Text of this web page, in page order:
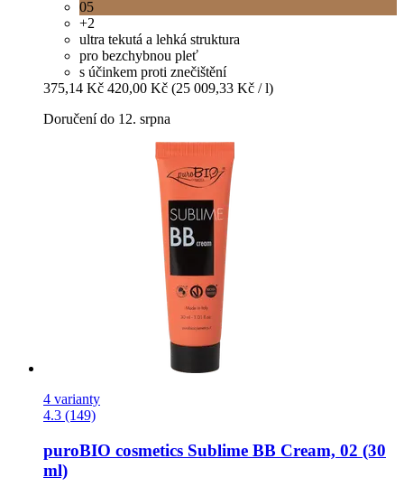
05
+2
ultra tekutá a lehká struktura
pro bezchybnou pleť
s účinkem proti znečištění
375,14 Kč 420,00 Kč (25 009,33 Kč / l)
Doručení do 12. srpna
4 varianty
4.3 (149)
puroBIO cosmetics Sublime BB Cream, 02 (30
ml)